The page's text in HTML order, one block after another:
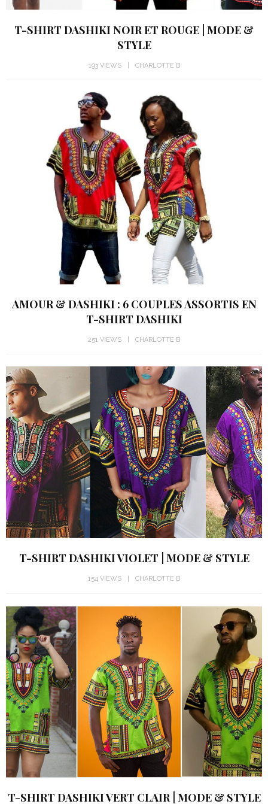
T-SHIRT DASHIKI NOIR ET ROUGE | MODE &
STYLE
193 VIEWS CHARLOTTE B
AMOUR & DASHIKI : 6 COUPLES ASSORTIS EN
T-SHIRT DASHIKI
251 VIEWS CHARLOTTE B
T-SHIRT DASHIKI VIOLET | MODE & STYLE
154 VIEWS CHARLOTTE B
T-SHIRT DASHIKI VERT CLAIR | MODE & STYLE